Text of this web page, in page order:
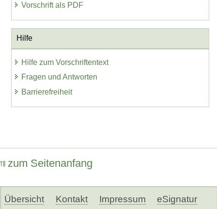
Vorschrift als PDF
Hilfe
Hilfe zum Vorschriftentext
Fragen und Antworten
Barrierefreiheit
zum Seitenanfang
Übersicht Kontakt Impressum eSignatur